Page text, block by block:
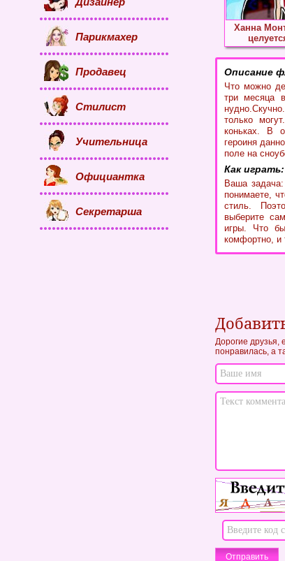
Ханна
Описание
Что можно
три месяца
только
коньках. В
героиня
поле на
Как играть:
Ваша
понимаете,
стиль.
выберите
игры. Что
комфортно, и
Дорогие друзья,
понравилась, а
Парикмахер
Продавец
Стилист
Учительница
Официантка
Секретарша